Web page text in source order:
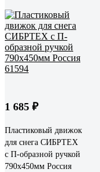
1 685 ₽
Пластиковый движок
для снега СИБРТЕХ
с П-образной ручкой
790х450мм Россия